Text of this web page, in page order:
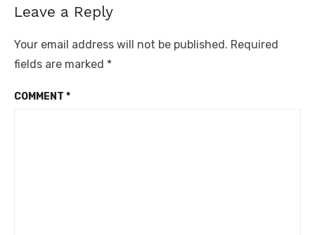
Leave a Reply
Your email address will not be published. Required
fields are marked *
COMMENT *